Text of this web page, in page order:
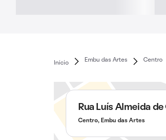
Início
Embu das Artes Centro
Rua Luís Almeida
Centro, Embu das Artes